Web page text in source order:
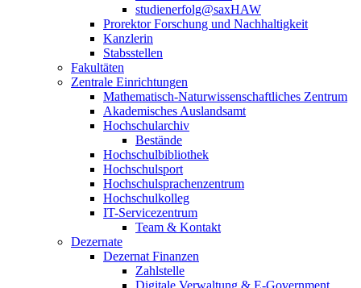
studienerfolg@saxHAW
Prorektor Forschung und Nachhaltigkeit
Kanzlerin
Stabsstellen
Fakultäten
Zentrale Einrichtungen
Mathematisch-Naturwissenschaftliches Zentrum
Akademisches Auslandsamt
Hochschularchiv
Bestände
Hochschulbibliothek
Hochschulsport
Hochschulsprachenzentrum
Hochschulkolleg
IT-Servicezentrum
Team & Kontakt
Dezernate
Dezernat Finanzen
Zahlstelle
Digitale Verwaltung & E-Government